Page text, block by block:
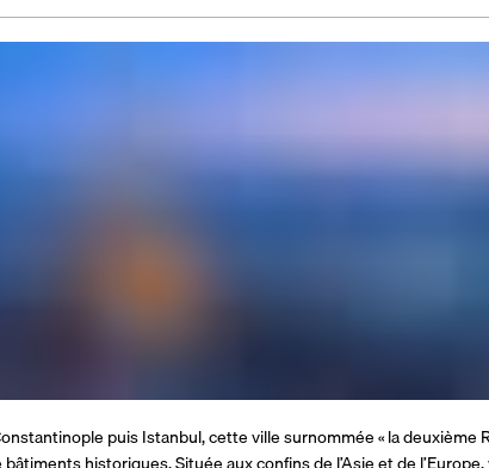
puis Istanbul, cette ville surnommée « la deuxième